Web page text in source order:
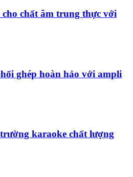
chất âm trung thực với
ghép hoàn hảo với ampli
karaoke chất lượng